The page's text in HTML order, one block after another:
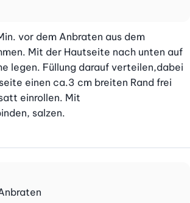
vor dem Anbraten aus dem
Mit der Hautseite nach unten auf
legen. Füllung darauf verteilen,dabei
einen ca.3 cm breiten Rand frei
einrollen. Mit
salzen.